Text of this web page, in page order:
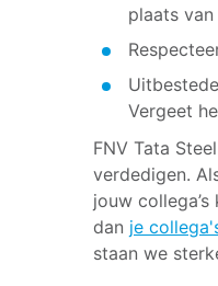
plaats
Vergeet
FNV Tata
verdedigen.
jouw
dan je
staan we